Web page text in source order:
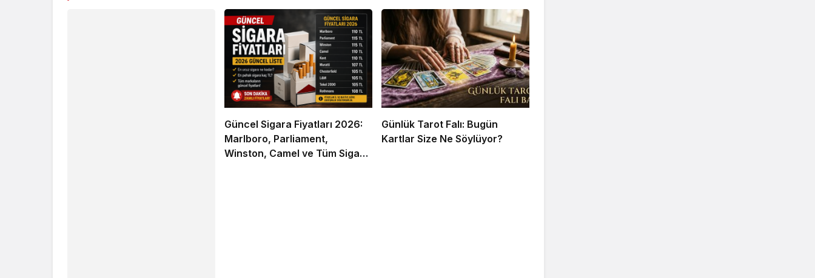
Güncel Sigara Fiyatları 2026:
Marlboro, Parliament,
Winston, Camel ve Tüm Sigara
Günlük Tarot Falı: Bugün
Kartlar Size Ne Söylüyor?